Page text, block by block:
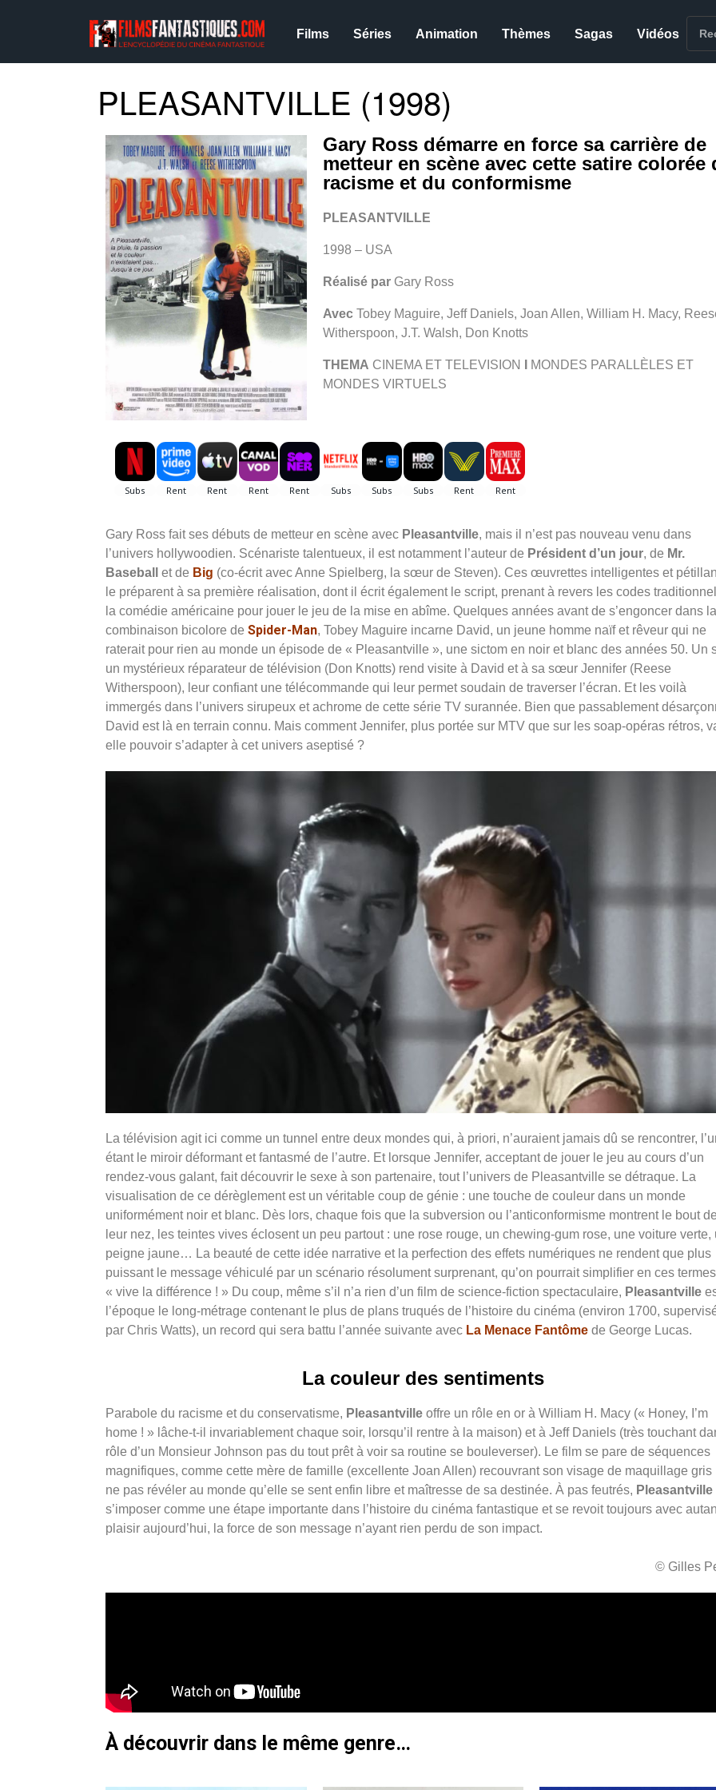
Films Séries Animation Thèmes Sagas Vidéos
PLEASANTVILLE (1998)
Gary Ross démarre en force sa carrière de
metteur en scène avec cette satire colorée
racisme et du conformisme
PLEASANTVILLE
1998 – USA
Réalisé par Gary Ross
Avec Tobey Maguire, Jeff Daniels, Joan Allen, William H. Macy,
Witherspoon, J.T. Walsh, Don Knotts
THEMA CINEMA ET TELEVISION
MONDES PARALLÈLES ET
MONDES VIRTUELS
Gary Ross fait ses débuts de metteur en scène avec Pleasantville, mais il n’est pas nouveau venu dans
l’univers hollywoodien. Scénariste talentueux, il est notamment l’auteur de Président d’un jour, de Mr.
Baseball
et de Big (co-écrit avec Anne Spielberg, la sœur de Steven). Ces œuvrettes intelligentes et
le préparent à sa première réalisation, dont il écrit également le script, prenant à revers les codes
la comédie américaine pour jouer le jeu de la mise en abîme. Quelques années avant de s’engoncer dans la
combinaison bicolore de Spider-Man, Tobey Maguire incarne David, un jeune homme naïf et rêveur qui ne
raterait pour rien au monde un épisode de « Pleasantville », une sictom en noir et blanc des années 50. Un
un mystérieux réparateur de télévision (Don Knotts) rend visite à David et à sa sœur Jennifer (Reese
Witherspoon), leur confiant une télécommande qui leur permet soudain de traverser l’écran. Et les voilà
immergés dans l’univers sirupeux et achrome de cette série TV surannée. Bien que passablement
David est là en terrain connu. Mais comment Jennifer, plus portée sur MTV que sur les soap-opéras rétros,
elle pouvoir s’adapter à cet univers aseptisé ?
La télévision agit ici comme un tunnel entre deux mondes qui, à priori, n’auraient jamais dû se rencontrer,
étant le miroir déformant et fantasmé de l’autre. Et lorsque Jennifer, acceptant de jouer le jeu au cours d’un
rendez-vous galant, fait découvrir le sexe à son partenaire, tout l’univers de Pleasantville se détraque. La
visualisation de ce dérèglement est un véritable coup de génie : une touche de couleur dans un monde
uniformément noir et blanc. Dès lors, chaque fois que la subversion ou l’anticonformisme montrent le bout
leur nez, les teintes vives éclosent un peu partout : une rose rouge, un chewing-gum rose, une voiture verte,
peigne jaune… La beauté de cette idée narrative et la perfection des effets numériques ne rendent que plus
puissant le message véhiculé par un scénario résolument surprenant, qu’on pourrait simplifier en ces
« vive la différence ! » Du coup, même s’il n’a rien d’un film de science-fiction spectaculaire, Pleasantville
l’époque le long-métrage contenant le plus de plans truqués de l’histoire du cinéma (environ 1700,
par Chris Watts), un record qui sera battu l’année suivante avec La Menace Fantôme de George Lucas.
La couleur des sentiments
Parabole du racisme et du conservatisme, Pleasantville offre un rôle en or à William H. Macy (« Honey, I’m
home ! » lâche-t-il invariablement chaque soir, lorsqu’il rentre à la maison) et à Jeff Daniels (très touchant
rôle d’un Monsieur Johnson pas du tout prêt à voir sa routine se bouleverser). Le film se pare de séquences
magnifiques, comme cette mère de famille (excellente Joan Allen) recouvrant son visage de maquillage gris
ne pas révéler au monde qu’elle se sent enfin libre et maîtresse de sa destinée. À pas feutrés, Pleasantville
s’imposer comme une étape importante dans l’histoire du cinéma fantastique et se revoit toujours avec
plaisir aujourd’hui, la force de son message n’ayant rien perdu de son impact.
© Gilles
À découvrir dans le même genre…